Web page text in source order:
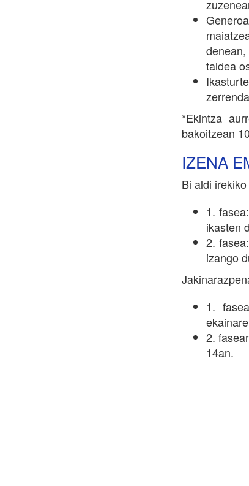
taldea
*Ekintza
bakoitzean
IZENA
Bi aldi
1.
ikasten
2.
izango
1.
2.
14an.